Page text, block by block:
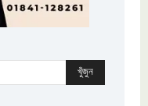
খুঁজুন